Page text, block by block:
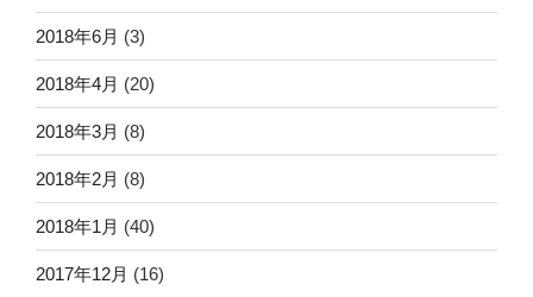
2018年6月 (3)
2018年4月 (20)
2018年3月 (8)
2018年2月 (8)
2018年1月 (40)
2017年12月 (16)